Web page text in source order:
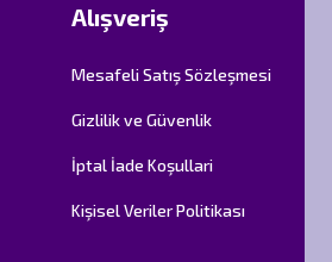
Alışveriş
Mesafeli Satış Sözleşmesi
Gizlilik ve Güvenlik
İptal İade Koşullari
Kişisel Veriler Politikası